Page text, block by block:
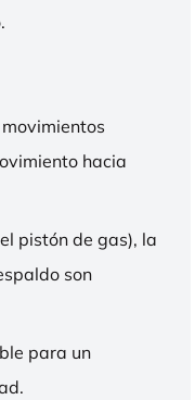
hacia
pistón de gas), la
son
para un